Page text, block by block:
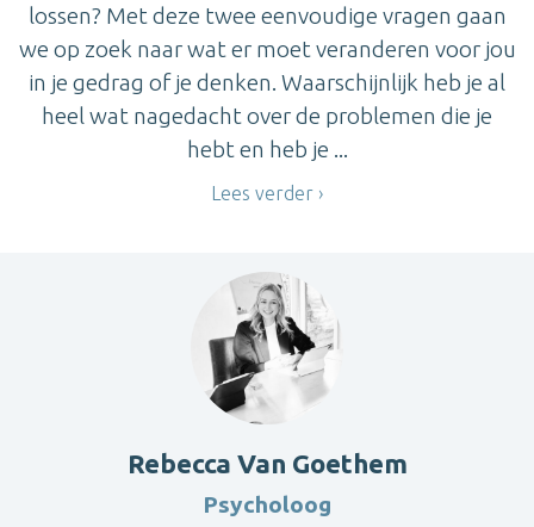
lossen? Met deze twee eenvoudige vragen gaan
we op zoek naar wat er moet veranderen voor jou
in je gedrag of je denken. Waarschijnlijk heb je al
heel wat nagedacht over de problemen die je
hebt en heb je ...
Lees verder
Rebecca Van Goethem
Psycholoog